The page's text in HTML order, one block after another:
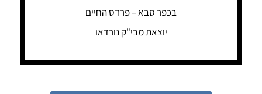
בכפר סבא – פרדס החיים
יוצאת מבי"ק נורדאו